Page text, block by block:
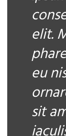
elit.
eu
sit